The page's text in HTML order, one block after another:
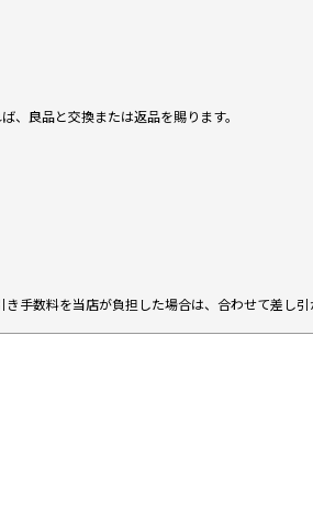
、良品と交換または返品を賜ります。
手数料を当店が負担した場合は、合わせて差し引